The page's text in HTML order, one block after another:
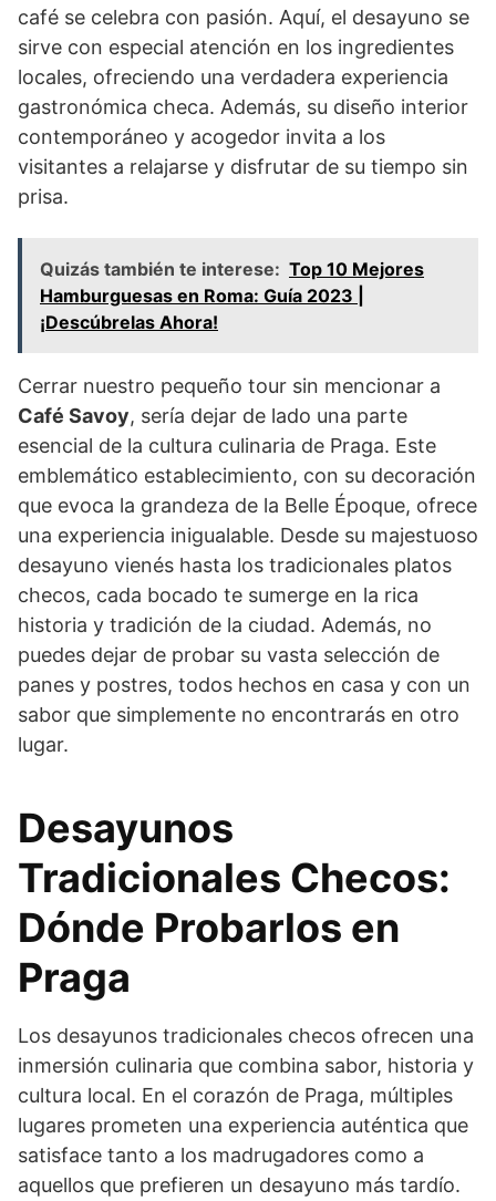
café se celebra con pasión. Aquí, el desayuno se
sirve con especial atención en los ingredientes
locales, ofreciendo una verdadera experiencia
gastronómica checa. Además, su diseño interior
contemporáneo y acogedor invita a los
visitantes a relajarse y disfrutar de su tiempo sin
prisa.
Quizás también te interese: Top 10 Mejores
Hamburguesas en Roma: Guía 2023 |
¡Descúbrelas Ahora!
Cerrar nuestro pequeño tour sin mencionar a
Café Savoy, sería dejar de lado una parte
esencial de la cultura culinaria de Praga. Este
emblemático establecimiento, con su decoración
que evoca la grandeza de la Belle Époque, ofrece
una experiencia inigualable. Desde su majestuoso
desayuno vienés hasta los tradicionales platos
checos, cada bocado te sumerge en la rica
historia y tradición de la ciudad. Además, no
puedes dejar de probar su vasta selección de
panes y postres, todos hechos en casa y con un
sabor que simplemente no encontrarás en otro
lugar.
Desayunos
Tradicionales Checos:
Dónde Probarlos en
Praga
Los desayunos tradicionales checos ofrecen una
inmersión culinaria que combina sabor, historia y
cultura local. En el corazón de Praga, múltiples
lugares prometen una experiencia auténtica que
satisface tanto a los madrugadores como a
aquellos que prefieren un desayuno más tardío.